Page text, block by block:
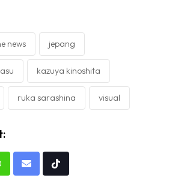
news jepang
kazuya kinoshita
ruka sarashina visual
Share
Tiktok